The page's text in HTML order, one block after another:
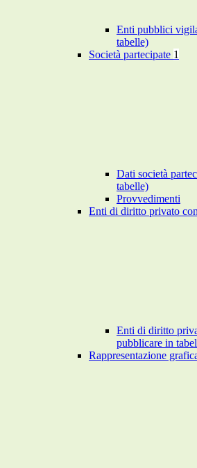
Enti pubblici
tabelle)
Società partecipate 1
Dati società
tabelle)
Provvedimenti
Enti di diritto privato
Enti di diritto
pubblicare in
Rappresentazione